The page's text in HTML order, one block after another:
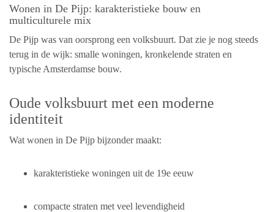
Wonen in De Pijp: karakteristieke bouw en
multiculturele mix
De Pijp was van oorsprong een volksbuurt. Dat zie je nog steeds
terug in de wijk: smalle woningen, kronkelende straten en
typische Amsterdamse bouw.
Oude volksbuurt met een moderne
identiteit
Wat wonen in De Pijp bijzonder maakt:
karakteristieke woningen uit de 19e eeuw
compacte straten met veel levendigheid